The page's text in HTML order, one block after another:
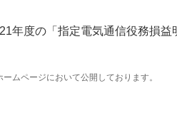
年度の「指定電気通信役務損益
ムページにおいて公開しております。